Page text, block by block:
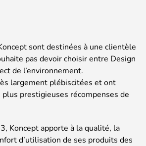
sont destinées à une clientèle
pas devoir choisir entre Design
de l’environnement.
largement plébiscitées et ont
prestigieuses récompenses de
Koncept apporte à la qualité, la
d’utilisation de ses produits des